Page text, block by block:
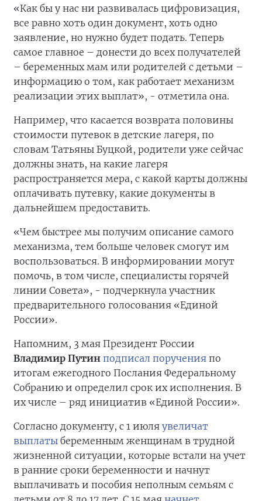
«Как бы у нас ни развивалась цифровизация,
все равно хоть один документ, хоть одно
заявление, но нужно будет подать. Теперь
самое главное – донести до всех получателей
– беременных мам или родителей с детьми –
информацию о том, как работает механизм
реализации этих выплат», - отметила она.
Например, что касается возврата половины
стоимости путевок в детские лагеря, по
словам Татьяны Буцкой, родители уже сейчас
должны знать, на какие лагеря
распространяется мера, с какой карты должны
оплачивать путевку, какие документы в
дальнейшем предоставить.
«Чем быстрее мы получим описание самого
механизма, тем больше человек смогут им
воспользоваться. В информировании могут
помочь, в том числе, специалисты горячей
линии Совета», - подчеркнула участник
предварительного голосования «Единой
России».
Напомним, 3 мая Президент России
Владимир Путин подписал поручения по
итогам ежегодного Послания Федеральному
Собранию и определил срок их исполнения. В
их числе – ряд инициатив «Единой России».
Согласно документу, с 1 июля увеличат
выплаты беременным женщинам в трудной
жизненной ситуации, которые встали на учет
в ранние сроки беременности и начнут
выплачивать и пособия неполным семьям с